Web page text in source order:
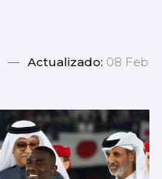
— Actualizado: 08 Feb